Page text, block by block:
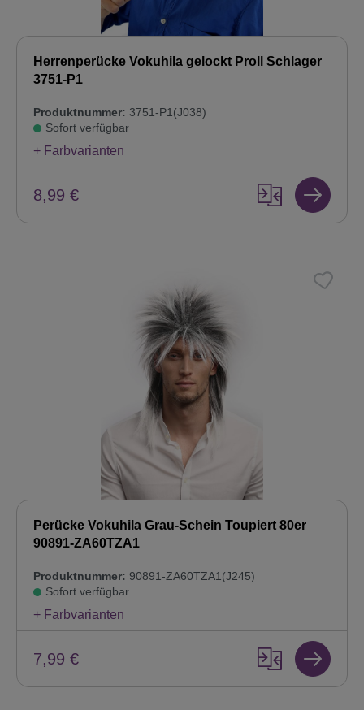
Herrenperücke Vokuhila gelockt Proll Schlager
3751-P1
Produktnummer: 3751-P1(J038)
Sofort verfügbar
+ Farbvarianten
8,99 €
Perücke Vokuhila Grau-Schein Toupiert 80er
90891-ZA60TZA1
Produktnummer: 90891-ZA60TZA1(J245)
Sofort verfügbar
+ Farbvarianten
7,99 €